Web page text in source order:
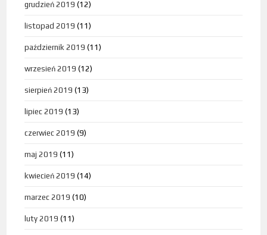
grudzień 2019 (12)
listopad 2019 (11)
październik 2019 (11)
wrzesień 2019 (12)
sierpień 2019 (13)
lipiec 2019 (13)
czerwiec 2019 (9)
maj 2019 (11)
kwiecień 2019 (14)
marzec 2019 (10)
luty 2019 (11)